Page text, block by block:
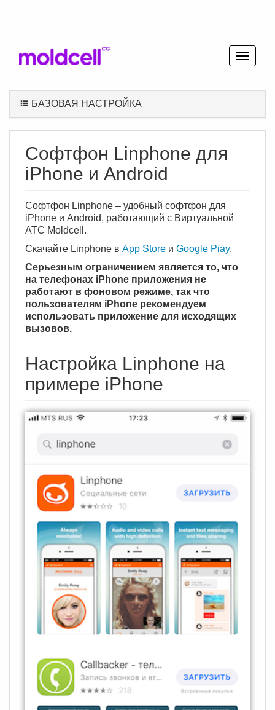
БАЗОВАЯ НАСТРОЙКА
Софтфон Linphone для
iPhone и Android
Софтфон Linphone – удобный софтфон для
iPhone и Android, работающий с Виртуальной
АТС Moldcell.
Скачайте Linphone в App Store и Google Piay.
Серьезным ограничением является то, что
на телефонах iPhone приложения не
работают в фоновом режиме, так что
пользователям iPhone рекомендуем
использовать приложение для исходящих
вызовов.
Настройка Linphone на
примере iPhone